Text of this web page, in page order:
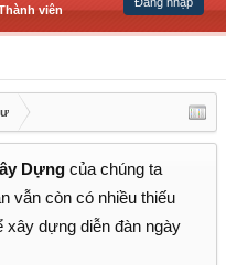
viên
Dựng của chúng ta
vẫn còn có nhiều thiếu
xây dựng diễn đàn ngày